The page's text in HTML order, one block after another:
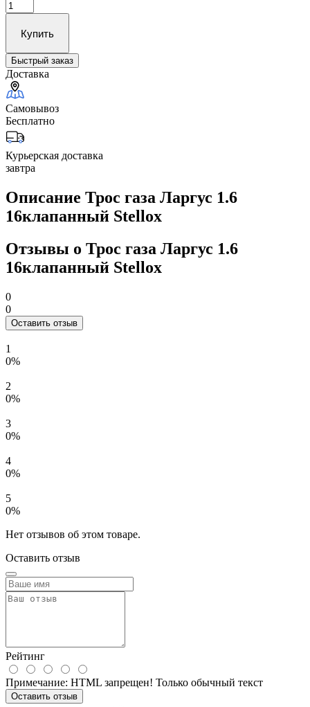
Купить
Быстрый заказ
Доставка
Самовывоз
Бесплатно
Курьерская доставка
завтра
Описание Трос газа Ларгус 1.6
16клапанный Stellox
Отзывы о Трос газа Ларгус 1.6
16клапанный Stellox
0
0
Оставить отзыв
1
0%
2
0%
3
0%
4
0%
5
0%
Нет отзывов об этом товаре.
Оставить отзыв
Рейтинг
Примечание: HTML запрещен! Только обычный текст
Оставить отзыв